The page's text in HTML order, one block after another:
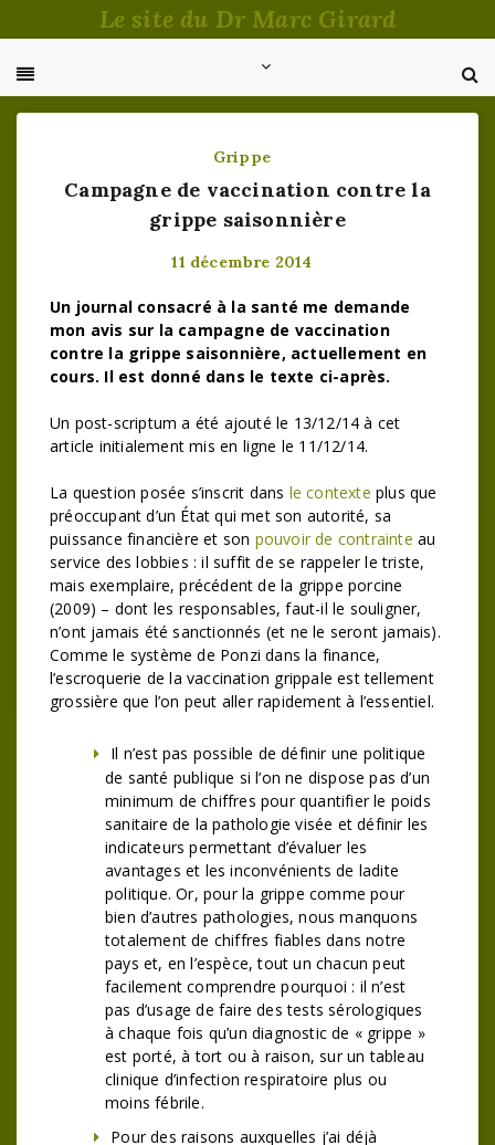
au
Le site du Dr Marc Girard
Grippe
Campagne de vaccination contre la
grippe saisonnière
11 décembre 2014
Un journal consacré à la santé me demande
mon avis sur la campagne de vaccination
contre la grippe saisonnière, actuellement en
cours. Il est donné dans le texte ci-après.
Un post-scriptum a été ajouté le 13/12/14 à cet
article initialement mis en ligne le 11/12/14.
La question posée s’inscrit dans le contexte plus que
préoccupant d’un État qui met son autorité, sa
puissance financière et son pouvoir de contrainte au
service des lobbies : il suffit de se rappeler le triste,
mais exemplaire, précédent de la grippe porcine
(2009) – dont les responsables, faut-il le souligner,
n’ont jamais été sanctionnés (et ne le seront jamais).
Comme le système de Ponzi dans la finance,
l’escroquerie de la vaccination grippale est tellement
grossière que l’on peut aller rapidement à l’essentiel.
Il n’est pas possible de définir une politique
de santé publique si l’on ne dispose pas d’un
minimum de chiffres pour quantifier le poids
sanitaire de la pathologie visée et définir les
indicateurs permettant d’évaluer les
avantages et les inconvénients de ladite
politique. Or, pour la grippe comme pour
bien d’autres pathologies, nous manquons
totalement de chiffres fiables dans notre
pays et, en l’espèce, tout un chacun peut
facilement comprendre pourquoi : il n’est
pas d’usage de faire des tests sérologiques
à chaque fois qu’un diagnostic de « grippe »
est porté, à tort ou à raison, sur un tableau
clinique d’infection respiratoire plus ou
moins fébrile.
Pour des raisons auxquelles j’ai déjà